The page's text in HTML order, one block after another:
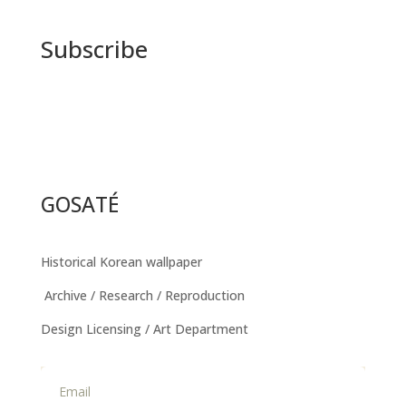
Subscribe
GOSATÉ
Historical Korean wallpaper
Archive / Research / Reproduction
Design Licensing / Art Department